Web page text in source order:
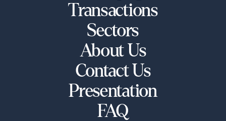
Transactions
Sectors
About Us
Contact Us
Presentation
FAQ